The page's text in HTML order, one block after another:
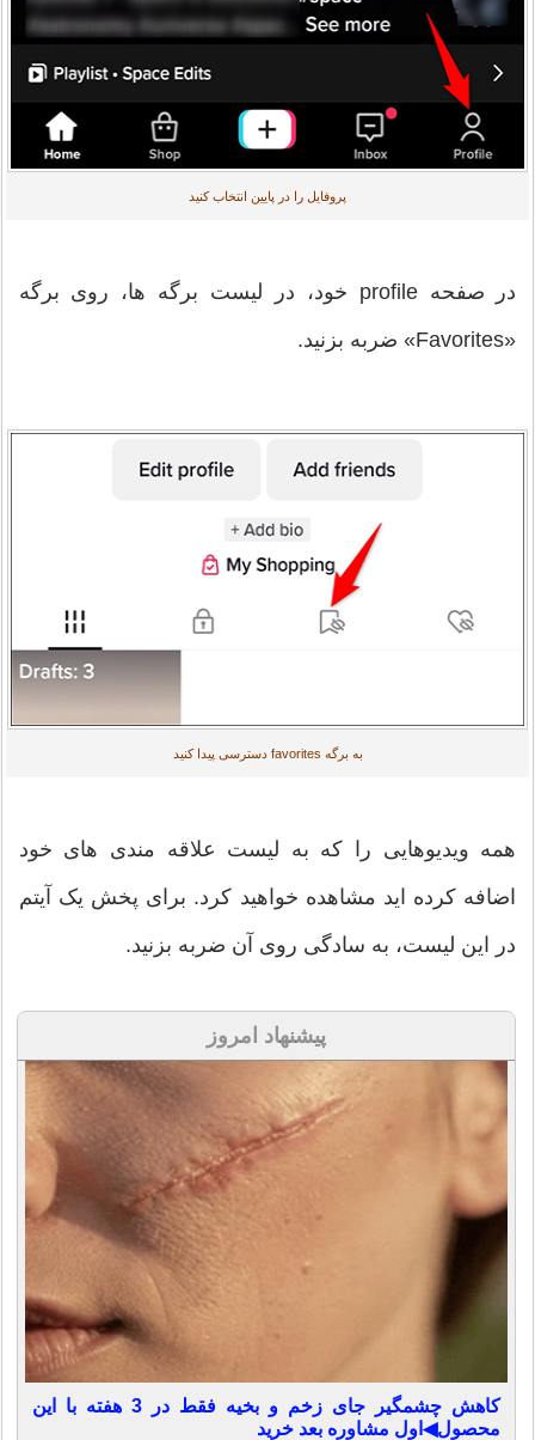
پروفایل را در پایین انتخاب کنید
در صفحه profile خود، در لیست برگه ها، روی برگه
«Favorites» ضربه بزنید.
به برگه favorites دسترسی پیدا کنید
همه ویدیوهایی را که به لیست علاقه مندی های خود
اضافه کرده اید مشاهده خواهید کرد. برای پخش یک آیتم
در این لیست، به سادگی روی آن ضربه بزنید.
پیشنهاد امروز
کاهش چشمگیر جای زخم و بخیه فقط در 3 هفته با این
محصول◀اول مشاوره بعد خرید